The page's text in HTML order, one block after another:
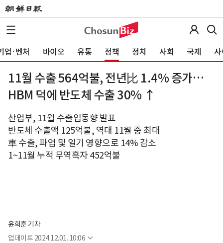
업·벤처 바이오 유통 정책 정치 사회 국제 사
11월 수출 564억불, 전년比 1.4% 증가…
HBM 덕에 반도체 수출 30% ↑
산업부, 11월 수출입동향 발표
반도체 수출액 125억불, 역대 11월 중 최대
車 수출, 파업 및 일기 영향으로 14% 감소
1~11월 누적 무역흑자 452억불
윤희훈 기자
업데이트 2024.12.01. 10:06